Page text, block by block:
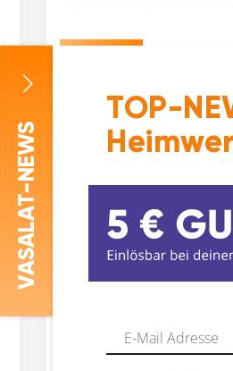
Unterbrechungen mit
PrüfspitzeQUALITÄT: Der
Autolichtprüfer mit
€10,33
BGS Krallengreifer
mm, Greifwerkzeug,
V
ASALAT
-NEWS
TOP-